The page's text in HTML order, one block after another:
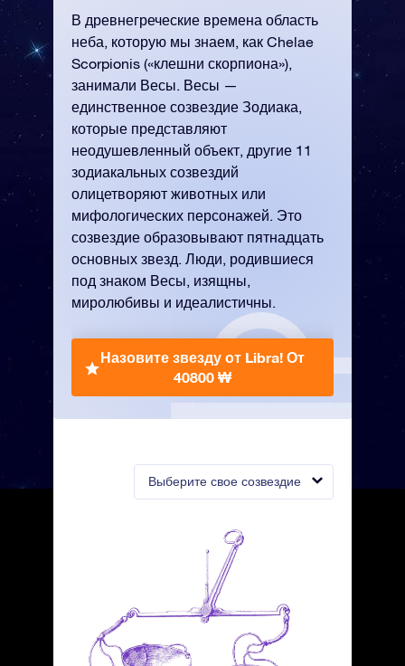
Выберите свое созвездие
В древнегреческие времена область
неба, которую мы знаем, как Chelae
Scorpionis («клешни скорпиона»),
занимали Весы. Весы —
единственное созвездие Зодиака,
которые представляют
неодушевленный объект, другие 11
зодиакальных созвездий
олицетворяют животных или
мифологических персонажей. Это
созвездие образовывают пятнадцать
основных звезд. Люди, родившиеся
под знаком Весы, изящны,
миролюбивы и идеалистичны.
Назовите звезду от Libra! От
40800 ₩